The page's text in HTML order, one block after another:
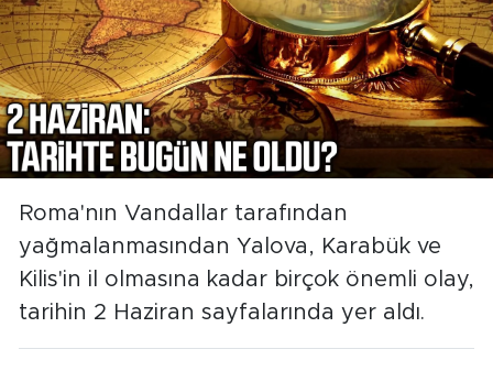
Roma'nın Vandallar tarafından
yağmalanmasından Yalova, Karabük ve
Kilis'in il olmasına kadar birçok önemli olay,
tarihin 2 Haziran sayfalarında yer aldı.